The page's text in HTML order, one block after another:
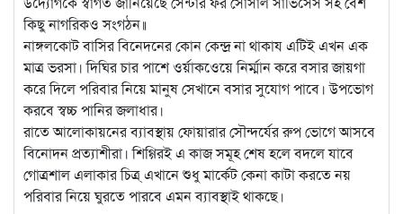
কিছু নাগরিকও সংগঠন॥
নাঙ্গলকোট বাসির বিনেদনের কোন কেন্দ্র না থাকায এটিই এখন এক
মাত্র ভরসা। দিঘির চার পাশে ওর্য়াকওেয়ে নির্ম্মান করে বসার জায়গা
করে দিলে পরিবার নিয়ে মানুষ সেখানে বসার সুযোগ পাবে। উপভোগ
করবে স্বচ্চ পানির জলাধার।
রাতে আলোকায়নের ব্যাবস্থায় ফোয়ারার সৌন্দর্যের রুপ ভোগে আসবে
বিনোদন প্রত্যাশীরা। শিগ্গিরই এ কাজ সমূহ শেষ হলে বদলে যাবে
গোত্রশাল এলাকার চিত্র্ এখানে শুধু মার্কেট কেনা কাটা করতে নয়
পরিবার নিয়ে ঘুরতে পারবে এমন ব্যাবস্থাই থাকছে।